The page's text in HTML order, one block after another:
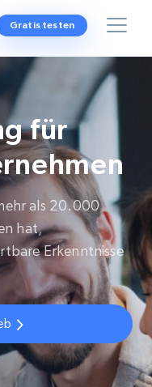
Gratis testen
für
als 20.000
hat,
Erkenntnisse